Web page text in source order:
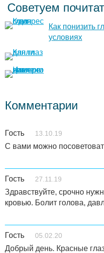
Советуем
Как понизить
условиях
Комментарии
Гость 13.10.19
С вами можно
Гость 27.11.19
Здравствуйте, срочно
кровью. Болит голова,
Гость 05.02.20
Добрый день. Красные